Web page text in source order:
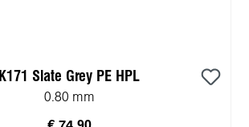
K171 Slate Grey PE HPL
0.80 mm